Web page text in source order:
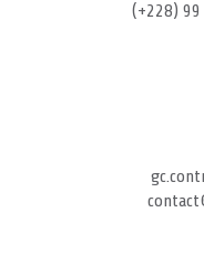
(+228)